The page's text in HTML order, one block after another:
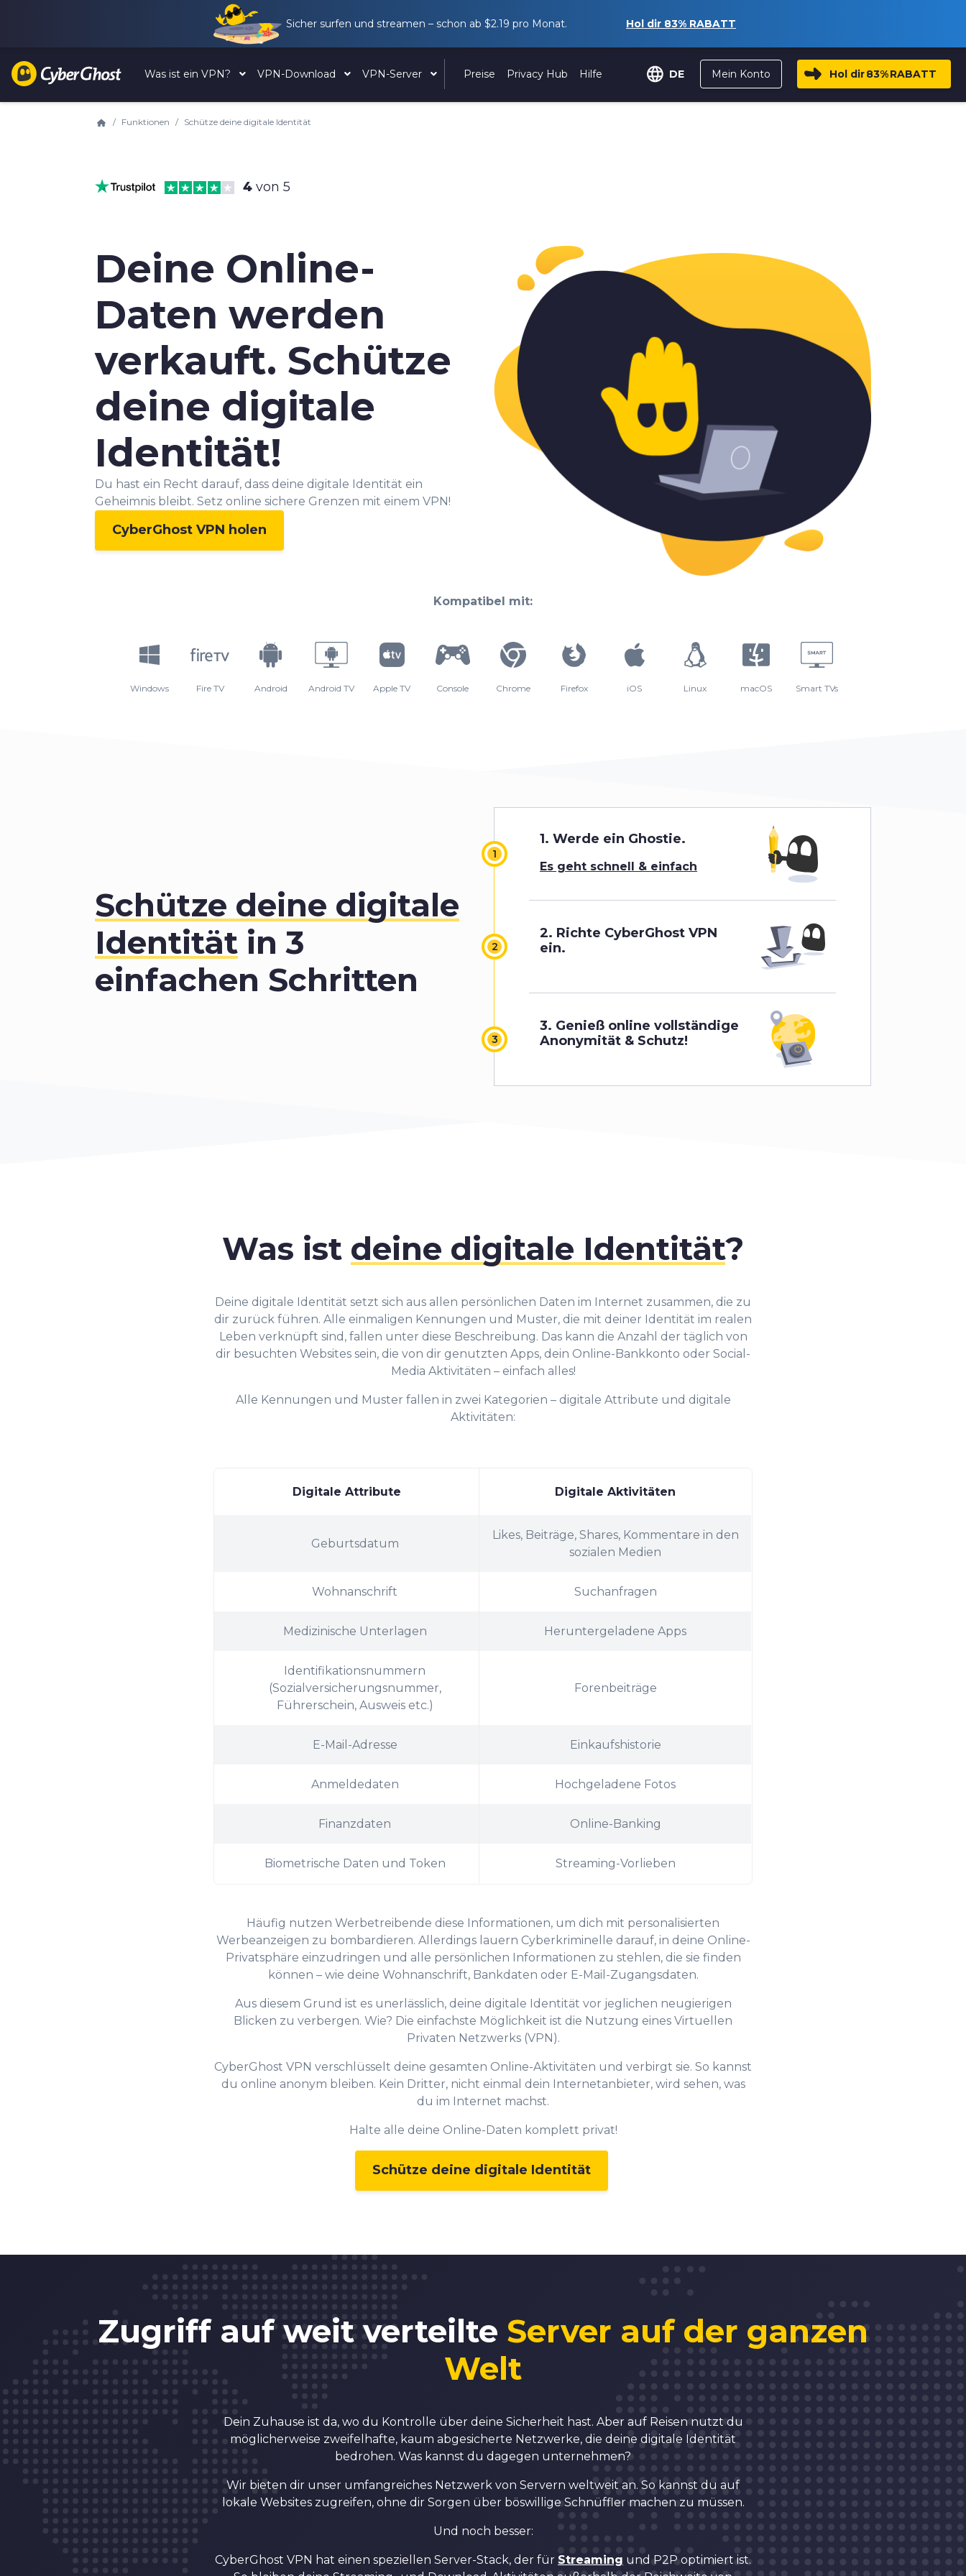
Sicher surfen und streamen – schon ab $2.19 pro Monat. Hol dir 83% RABATT
Was ist ein VPN? VPN-Download VPN-Server Preise Privacy Hub Hilfe DE Mein Konto Hol dir83%RABATT
Funktionen Schütze deine digitale Identität
4 von 5
Deine Online-
Daten werden
verkauft. Schütze
deine digitale
Identität!
Du hast ein Recht darauf, dass deine digitale Identität ein
Geheimnis bleibt. Setz online sichere Grenzen mit einem VPN!
CyberGhost VPN holen
Kompatibel mit:
Windows Fire TV Android Android TV Apple TV Console Chrome Firefox iOS Linux macOS Smart TVs
Schütze deine digitale
Identität in 3
einfachen Schritten
1. Werde ein Ghostie.
Es geht schnell & einfach
2. Richte CyberGhost VPN
ein.
3. Genieß online vollständige
Anonymität & Schutz!
Was ist deine digitale Identität?
Deine digitale Identität setzt sich aus allen persönlichen Daten im Internet zusammen, die zu
dir zurück führen. Alle einmaligen Kennungen und Muster, die mit deiner Identität im realen
Leben verknüpft sind, fallen unter diese Beschreibung. Das kann die Anzahl der täglich von
dir besuchten Websites sein, die von dir genutzten Apps, dein Online-Bankkonto oder Social-
Media Aktivitäten – einfach alles!
Alle Kennungen und Muster fallen in zwei Kategorien – digitale Attribute und digitale
Aktivitäten:
Digitale Attribute Digitale Aktivitäten
Geburtsdatum
Likes, Beiträge, Shares, Kommentare in den
sozialen Medien
Wohnanschrift Suchanfragen
Medizinische Unterlagen Heruntergeladene Apps
Identifikationsnummern
(Sozialversicherungsnummer,
Führerschein, Ausweis etc.)
Forenbeiträge
E-Mail-Adresse Einkaufshistorie
Anmeldedaten Hochgeladene Fotos
Finanzdaten Online-Banking
Biometrische Daten und Token Streaming-Vorlieben
Häufig nutzen Werbetreibende diese Informationen, um dich mit personalisierten
Werbeanzeigen zu bombardieren. Allerdings lauern Cyberkriminelle darauf, in deine Online-
Privatsphäre einzudringen und alle persönlichen Informationen zu stehlen, die sie finden
können – wie deine Wohnanschrift, Bankdaten oder E-Mail-Zugangsdaten.
Aus diesem Grund ist es unerlässlich, deine digitale Identität vor jeglichen neugierigen
Blicken zu verbergen. Wie? Die einfachste Möglichkeit ist die Nutzung eines Virtuellen
Privaten Netzwerks (VPN).
CyberGhost VPN verschlüsselt deine gesamten Online-Aktivitäten und verbirgt sie. So kannst
du online anonym bleiben. Kein Dritter, nicht einmal dein Internetanbieter, wird sehen, was
du im Internet machst.
Halte alle deine Online-Daten komplett privat!
Schütze deine digitale Identität
Zugriff auf weit verteilte Server auf der ganzen
Welt
Dein Zuhause ist da, wo du Kontrolle über deine Sicherheit hast. Aber auf Reisen nutzt du
möglicherweise zweifelhafte, kaum abgesicherte Netzwerke, die deine digitale Identität
bedrohen. Was kannst du dagegen unternehmen?
Wir bieten dir unser umfangreiches Netzwerk von Servern weltweit an. So kannst du auf
lokale Websites zugreifen, ohne dir Sorgen über böswillige Schnüffler machen zu müssen.
Und noch besser:
CyberGhost VPN hat einen speziellen Server-Stack, der für Streaming und P2P optimiert ist.
0
5
7
8
9
0
1
0
1
2
3
4
9
1
2
3
0
3
4
5
6
7
5
6
7
8
9
0
3
4
5
6
7
4